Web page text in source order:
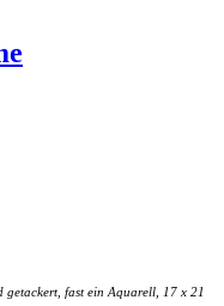
getackert, fast ein Aquarell, 17 x 21